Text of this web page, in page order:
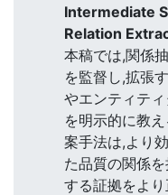
Intermediate
Relation
本稿では,関係
を監督し,拡張
やエンティテ
を明示的に教
案手法は,より
た品質の関係
する証拠をより